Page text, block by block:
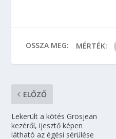
OSSZA MEG: MÉRTÉK:
ELŐZŐ
Lekerült a kötés Grosjean
kezéről, ijesztő képen
látható az égési sérülése